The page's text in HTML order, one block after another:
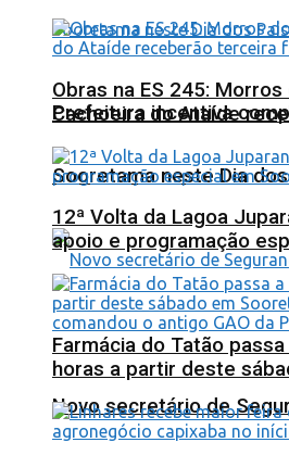
Prefeitura incentiva
Sooretama neste Dia
Novo secretário de
Obras na ES 245:
Cachoeira do Ataíde
12ª Volta da Lagoa
apoio e programação
Farmácia do Tatão
horas a partir deste